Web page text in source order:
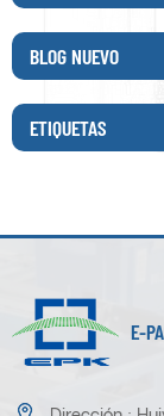
BLOG NUEVO
ETIQUETAS
E-